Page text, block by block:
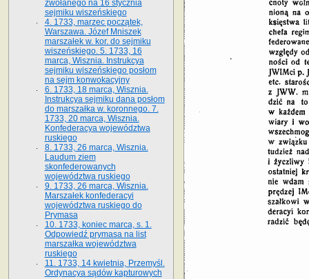
zwołanego na 16 stycz­nia
sejmiku wiszeńskiego
4. 1733, marzec początek,
Warszawa. Józef Mniszek
marszałek w. kor. do sejmiku
wiszeńskiego. 5. 1733, 16
marca, Wisznia. Instrukcya
sejmiku wiszeńskiego posłom
na sejm konwokacyjny
6. 1733, 18 marca, Wisznia.
Instrukcya sejmiku dana posłom
do marszałka w. koronnego. 7.
1733, 20 marca, Wisznia.
Konfederacya województwa
ruskiego
8. 1733, 26 marca, Wisznia.
Laudum ziem
skonfederowanych
województwa ruskiego
9. 1733, 26 marca, Wisznia.
Marszałek konfederacyi
województwa ruskiego do
Prymasa
10. 1733, koniec marca, s. 1.
Odpowiedź prymasa na list
marszałka województwa
ruskiego
11. 1733, 14 kwietnia, Przemyśl.
Ordynacya sądów kapturowych